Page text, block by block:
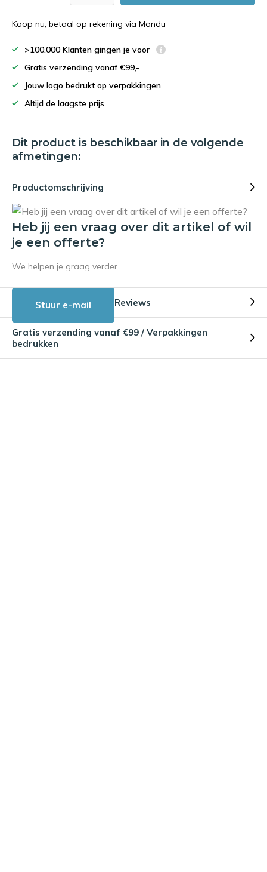
Koop nu, betaal op rekening via Mondu
>100.000 Klanten gingen je voor
Gratis verzending vanaf €99,-
Jouw logo bedrukt op verpakkingen
Altijd de laagste prijs
Dit product is beschikbaar in de volgende
afmetingen:
Productomschrijving
Heb jij een vraag over dit artikel of wil
je een offerte?
We helpen je graag verder
Stuur e-mail Reviews
Gratis verzending vanaf €99 / Verpakkingen
bedrukken